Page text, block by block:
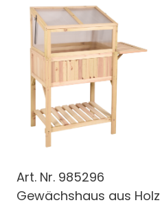
Art. Nr. 985296
Gewächshaus aus Holz